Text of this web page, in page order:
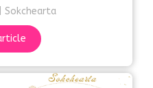
Sokchearta